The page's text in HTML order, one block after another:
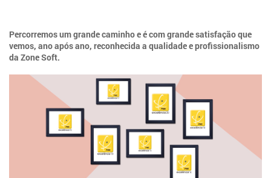
Percorremos um grande caminho e é com grande satisfação que
vemos, ano após ano, reconhecida a qualidade e profissionalismo
da Zone Soft.